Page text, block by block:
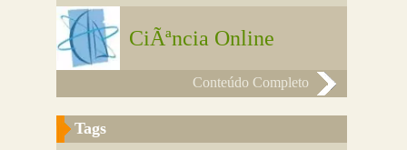
CiÃªncia Online
Conteúdo Completo
Tags